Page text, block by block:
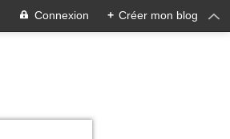
Connexion + Créer mon blog